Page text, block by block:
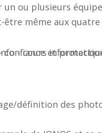
ou plusieurs
même aux quatre
définition des